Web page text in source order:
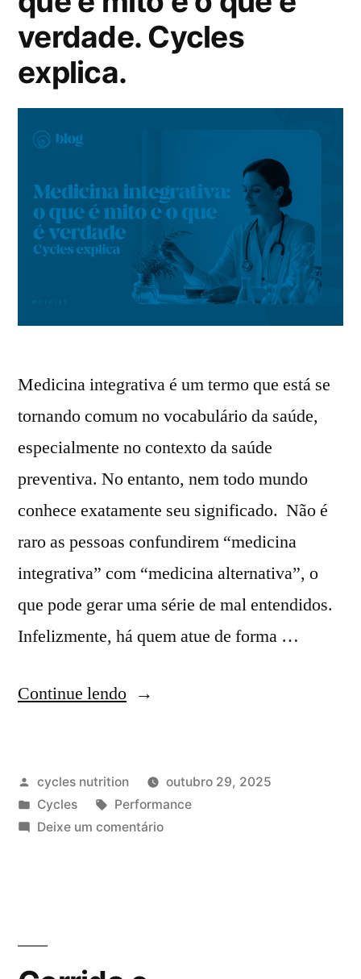
verdade. Cycles
explica.
Medicina integrativa é um termo que está se
tornando comum no vocabulário da saúde,
especialmente no contexto da saúde
preventiva. No entanto, nem todo mundo
conhece exatamente seu significado. Não é
raro as pessoas confundirem “medicina
integrativa” com “medicina alternativa”, o
que pode gerar uma série de mal entendidos.
Infelizmente, há quem atue de forma …
Continue lendo
cycles nutrition
outubro 29, 2025
Cycles
Performance
Deixe um comentário